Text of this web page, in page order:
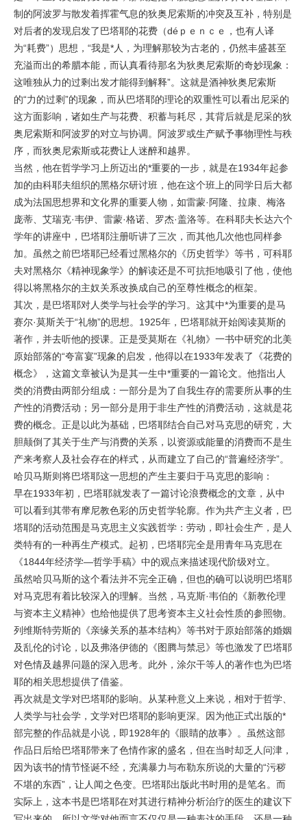
制的阿波罗与散发着挥霍气息的狄奥尼索斯的冲突及互补，特别是
对后者的发现启发了巴塔耶的花费（déｐｅｎｃｅ，也有人译
为“耗费”）思想，“我是*人，为理解那较为古老的，仍然丰盛甚至
充溢而出的希腊本能，而认真看待那名为狄奥尼索斯的奇妙现象：
这唯独从力的过剩出发才能得到解释”。这就是酒神狄奥尼索斯
的“力的过剩”的现象，而从巴塔耶的理论的双重性可以看出尼采的
这方面影响，诸如生产与花费、积蓄与耗尽，其背后就是尼采的狄
奥尼索斯和阿波罗的对立与协调。阿波罗或生产赋予事物理性与秩
序，而狄奥尼索斯或花费让人迷醉和越界。
当然，他在哲学学习上所迈出的*重要的一步，就是在1934年起参
加的由科耶夫组织的黑格尔研讨班，他在这个班上的同学日后大都
成为法国思想界和文化界的重要人物，如雷蒙·阿隆、拉康、梅洛
庞蒂、艾瑞克·韦伊、雷蒙·格诺、罗杰·盖洛等。在科耶夫长达六个
学年的讲座中，巴塔耶注册听讲了三次，而其他几次他也同样参
加。虽然之前巴塔耶已经看过黑格尔的《历史哲学》等书，可科耶
夫对黑格尔《精神现象学》的解读还是不可抗拒地吸引了他，使他
得以将黑格尔的主奴关系改换成自己的至尊性概念的框架。
其次，是巴塔耶对人类学与社会学的学习。这其中*为重要的是马
赛尔·莫斯关于“礼物”的思想。1925年，巴塔耶就开始阅读莫斯的
著作，并去听他的授课。正是受莫斯在《礼物》一书中研究的北美
原始部落的“夸富宴”现象的启发，他得以在1933年发表了《花费的
概念》，这篇文章被认为是其一生中*重要的一篇论文。他指出人
类的消费由两部分组成：一部分是为了自我生存的需要所从事的生
产性的消费活动；另一部分是用于非生产性的消费活动，这就是花
费的概念。正是以此为基础，巴塔耶结合自己对马克思的研究，大
胆颠倒了其关于生产与消费的关系，以资源或能量的消费而不是生
产来考察人及社会存在的样式，从而建立了自己的“普遍经济学”。
哈贝马斯则将巴塔耶这一思想的产生主要归于马克思的影响：
早在1933年初，巴塔耶就发表了一篇讨论浪费概念的文章，从中
可以看到其带有摩尼教色彩的历史哲学轮廓。作为共产主义者，巴
塔耶的活动范围是马克思主义实践哲学：劳动，即社会生产，是人
类特有的一种再生产模式。起初，巴塔耶完全是用青年马克思在
《1844年经济学—哲学手稿》中的观点来描述现代阶级对立。
虽然哈贝马斯的这个看法并不完全正确，但也的确可以说明巴塔耶
对马克思有着比较深入的理解。当然，马克斯·韦伯的《新教伦理
与资本主义精神》也给他提供了思考资本主义社会性质的参照物。
列维斯特劳斯的《亲缘关系的基本结构》等书对于原始部落的婚姻
及乱伦的讨论，以及弗洛伊德的《图腾与禁忌》等也激发了巴塔耶
对色情及越界问题的深入思考。此外，涂尔干等人的著作也为巴塔
耶的相关思想提供了借鉴。
再次就是文学对巴塔耶的影响。从某种意义上来说，相对于哲学、
人类学与社会学，文学对巴塔耶的影响更深。因为他正式出版的*
部完整的作品就是小说，即1928年的《眼睛的故事》。虽然这部
作品日后给巴塔耶带来了色情作家的盛名，但在当时却乏人问津，
因为该书的情节怪诞不经，充满暴力与布勒东所说的大量的“污秽
不堪的东西”，让人闻之色变。巴塔耶出版此书时用的是笔名。而
实际上，这本书是巴塔耶在对其进行精神分析治疗的医生的建议下